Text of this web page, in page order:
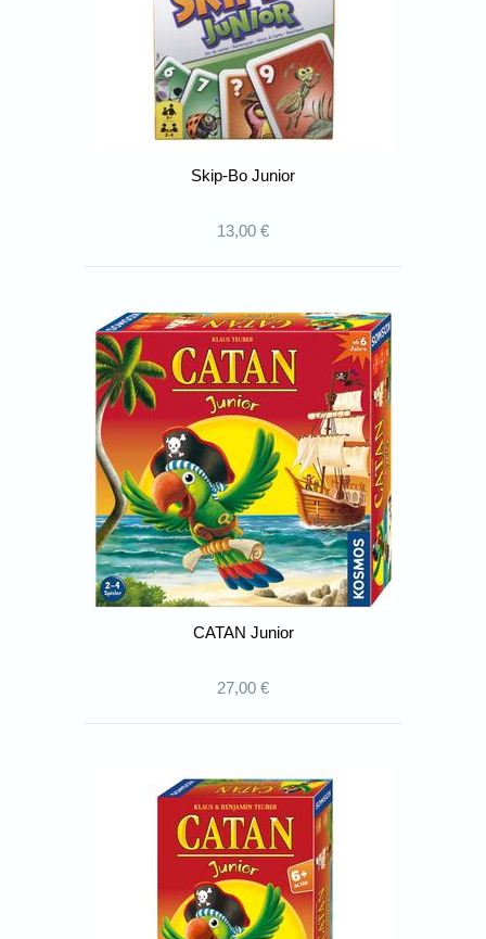
Skip-Bo Junior
13,00 €
CATAN Junior
27,00 €